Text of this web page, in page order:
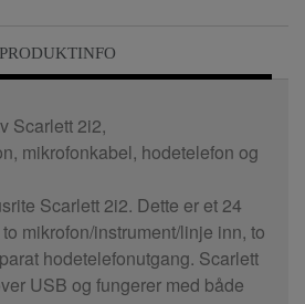
PRODUKTINFO
Scarlett 2i2,
mikrofonkabel, hodetelefon og
Scarlett 2i2. Dette er et 24
mikrofon/instrument/linje inn, to
hodetelefonutgang. Scarlett
USB og fungerer med både